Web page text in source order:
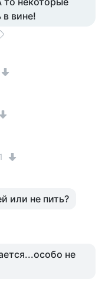
в вине!
1
или не пить?
не